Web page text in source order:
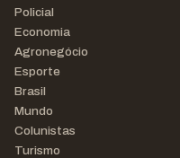
Policial
Economia
Agronegócio
Esporte
Brasil
Mundo
Colunistas
Turismo